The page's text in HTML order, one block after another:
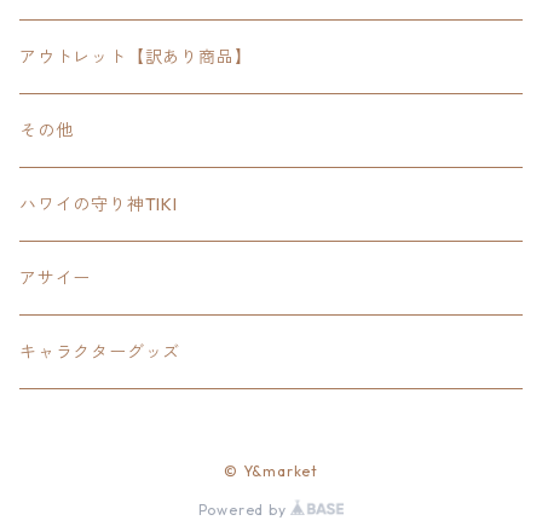
24inchオクタゴン八角形
18inch×18inchスクエア正方形
California State Routeカリフォルニア州
Interstate 州間道路型
U.S. Route国道（アメリカ）
スポーツ
ピクトグラム
ブランド
ミリタリー
ゲーム
FOODIE
KIDS
アウトレット【訳あり商品】
その他
ハワイの守り神TIKI
アサイー
キャラクターグッズ
© Y&market
Powered by